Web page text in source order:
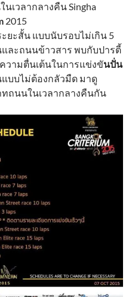
เวลากลางคืน Singha
2015
ยะสั้น แบบนับรอบไม่เกิน 5
ละถนนข้าวสาร พบกับปารตี้
วามตื่นเต้นในการแข่งขันปั่น
บบไม่ต้องกลัวมืด มาดู
ถนนในเวลากลางคืนกัน